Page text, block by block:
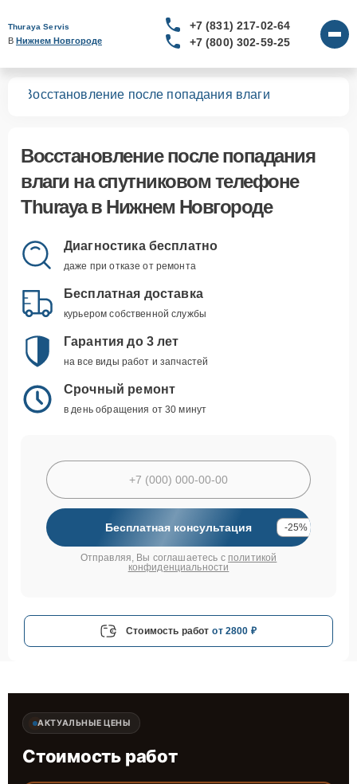
Thuraya Servis
В Нижнем Новгороде
+7 (831) 217-02-64
+7 (800) 302-59-25
Восстановление после попадания влаги
Восстановление после попадания
влаги на спутниковом телефоне
Thuraya в Нижнем Новгороде
Диагностика бесплатно
даже при отказе от ремонта
Бесплатная доставка
курьером собственной службы
Гарантия до 3 лет
на все виды работ и запчастей
Срочный ремонт
в день обращения от 30 минут
Бесплатная консультация -25%
Отправляя, Вы соглашаетесь с политикой
конфиденциальности
Стоимость работ от 2800 ₽
АКТУАЛЬНЫЕ ЦЕНЫ
Стоимость работ